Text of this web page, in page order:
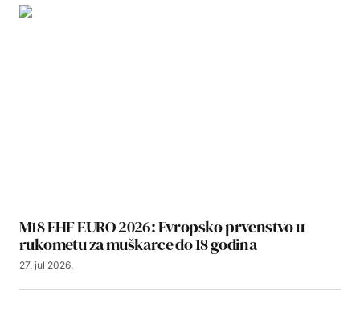
M18 EHF EURO 2026: Evropsko prvenstvo u
rukometu za muškarce do 18 godina
27. jul 2026.